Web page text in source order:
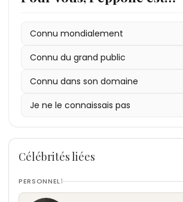
Connu mondialement
Connu du grand public
Connu dans son domaine
Je ne le connaissais pas
Célébrités liées
PERSONNEL1